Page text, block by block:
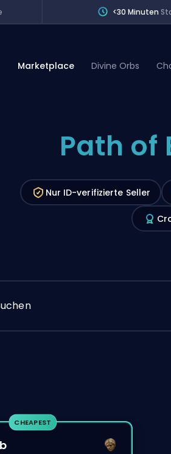
<30 Minuten
Division Boost
Wins
Marketplace Divine Orbs
Path of
Nur ID-verifizierte Seller
CHEAPEST